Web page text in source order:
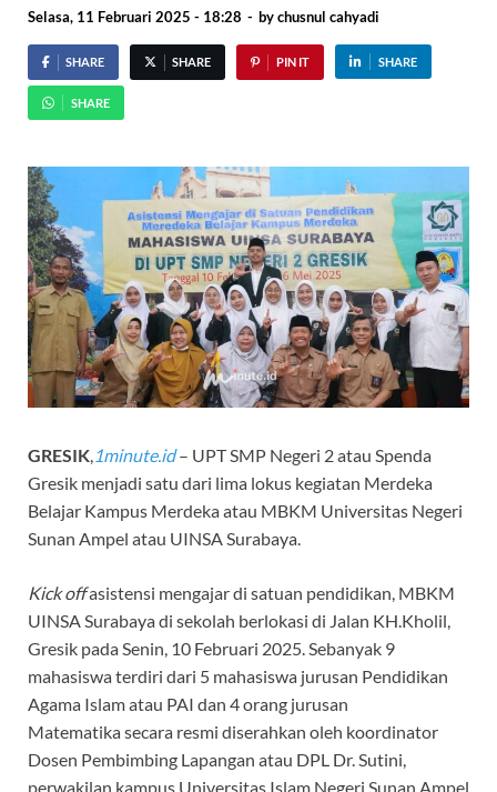
Selasa, 11 Februari 2025 - 18:28 - bychusnul cahyadi
SHARE SHARE PIN IT SHARE
SHARE
GRESIK 1minute.id– UPT SMP Negeri 2 atau Spenda
Gresik menjadi satu dari lima lokus kegiatan Merdeka
Belajar Kampus Merdeka atau MBKM Universitas Negeri
Sunan Ampel atau UINSA Surabaya.
Kick offasistensi mengajar di satuan pendidikan, MBKM
UINSA Surabaya di sekolah berlokasi di Jalan KH.Kholil,
Gresik pada Senin, 10 Februari 2025. Sebanyak 9
mahasiswa terdiri dari 5 mahasiswa jurusan Pendidikan
Agama Islam atau PAI dan 4 orang jurusan
Matematika secara resmi diserahkan oleh koordinator
Dosen Pembimbing Lapangan atau DPL Dr. Sutini,
perwakilan kampus Universitas Islam Negeri Sunan Ampel